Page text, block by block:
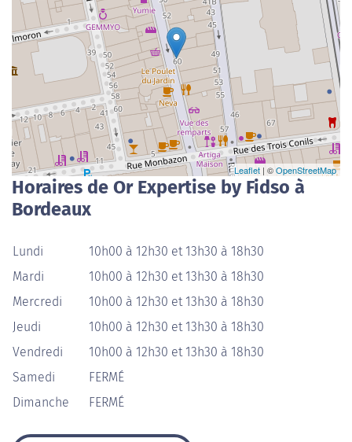
Leaflet | ©OpenStreetMap
Horaires de Or Expertise by Fidso à
Bordeaux
Lundi
10h00 à 12h30 et 13h30 à 18h30
Mardi
10h00 à 12h30 et 13h30 à 18h30
Mercredi
10h00 à 12h30 et 13h30 à 18h30
Jeudi
10h00 à 12h30 et 13h30 à 18h30
Vendredi
10h00 à 12h30 et 13h30 à 18h30
Samedi
FERMÉ
Dimanche
FERMÉ